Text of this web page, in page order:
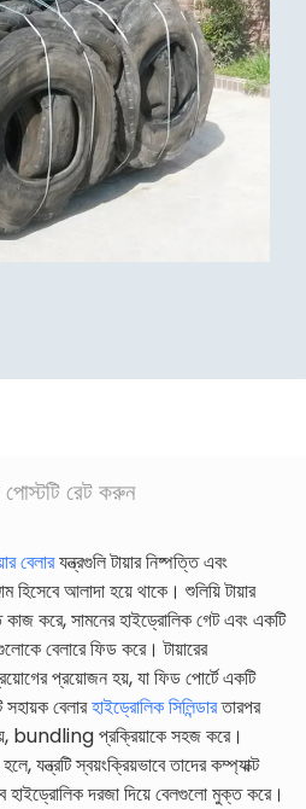
রেট করুন
বেলারযন্ত্রগুলি টায়ার নিষ্পত্তি এবং
আলাদা হয়ে থাকে। শুলিয়ি টায়ার
কাজ করে, সামনের হাইড্রোলিক গেট এবং একটি
বেলারে ফিড করে। টায়ারের
প্রয়োজন হয়, যা ফিড পোর্টে একটি
সহায়ক বেলারহাইড্রোলিক সিলিন্ডারতারপর
bundling প্রক্রিয়াকে সহজ করে।
যন্ত্রটি স্বয়ংক্রিয়ভাবে তাদের কম্প্যাক্ট
হাইড্রোলিক দরজা দিয়ে বেলগুলো মুক্ত করে।